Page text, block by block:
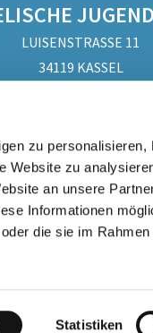
zu
Website zu
an unsere
Informationen
die sie im
Statistiken
LUISENSTRASSE 11
34119 KASSEL
UNSERE AGB´S